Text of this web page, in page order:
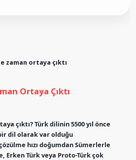
zaman ortaya çıktı
Ortaya Çıktı
çıktı? Türk dilinin 5500 yıl önce
dil olarak var olduğu
hızı doğumdan Sümerlerle
Erken Türk veya Proto-Türk çok